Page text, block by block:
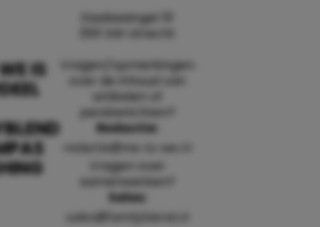
IS
Daalsesingel 51
3511 SW Utrecht
Vragen/opmerkingen
over de inhoud van
artikelen of
persberichten?
Redactie:
redactie@me-to-we.nl
Vragen over
samenwerken?
Sales:
sales@familyblend.nl